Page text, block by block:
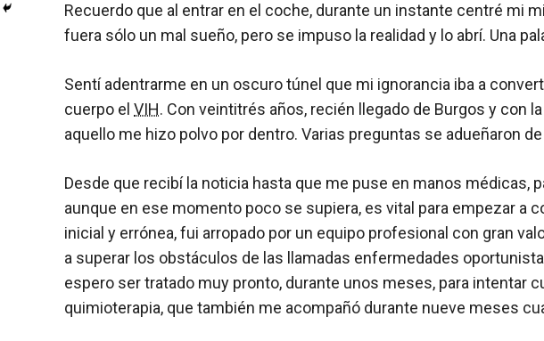
Recuerdo que al entrar en el coche, durante un instante centré mi
fuera sólo un mal sueño, pero se impuso la realidad y lo abrí. Una
Sentí adentrarme en un oscuro túnel que mi ignorancia iba a
cuerpo el VIH. Con veintitrés años, recién llegado de Burgos y con
aquello me hizo polvo por dentro. Varias preguntas se adueñaron
Desde que recibí la noticia hasta que me puse en manos médicas,
aunque en ese momento poco se supiera, es vital para empezar a
inicial y errónea, fui arropado por un equipo profesional con gran
a superar los obstáculos de las llamadas enfermedades
espero ser tratado muy pronto, durante unos meses, para intentar
quimioterapia, que también me acompañó durante nueve meses